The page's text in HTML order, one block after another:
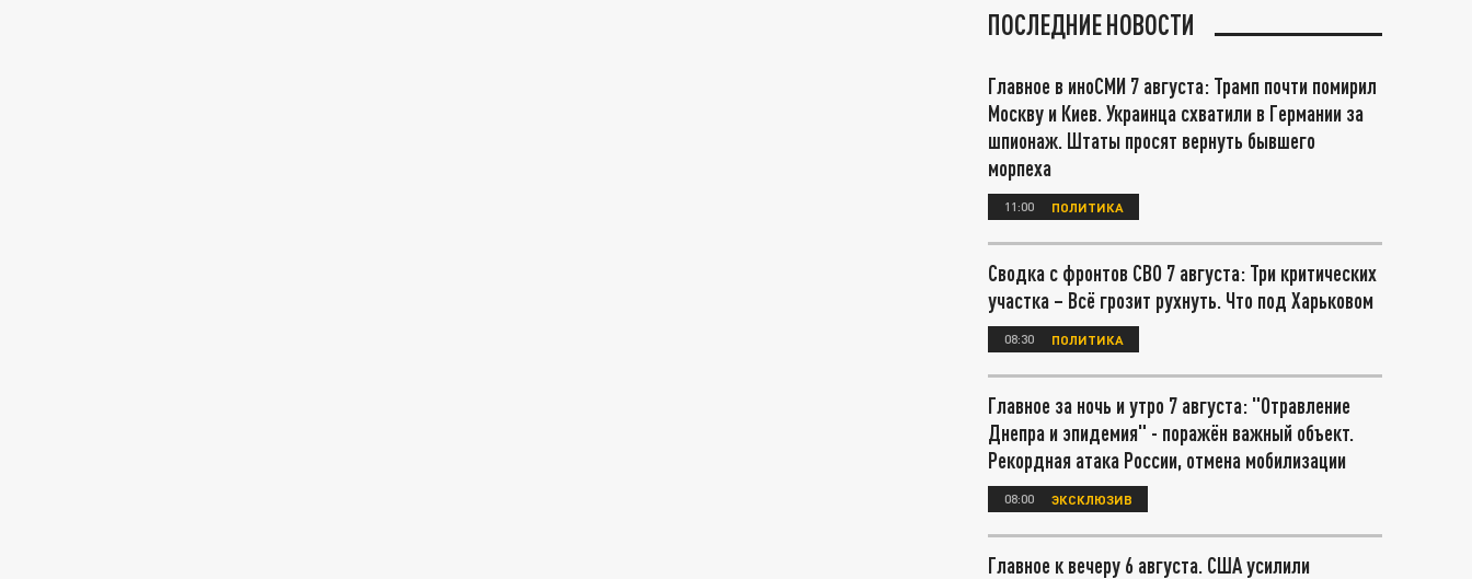
ПОСЛЕДНИЕ НОВОСТИ
Главное в иноСМИ 7 августа: Трамп почти помирил
Москву и Киев. Украинца схватили в Германии за
шпионаж. Штаты просят вернуть бывшего
морпеха
11:00 ПОЛИТИКА
Сводка с фронтов СВО 7 августа: Три критических
участка – Всё грозит рухнуть. Что под Харьковом
08:30 ПОЛИТИКА
Главное за ночь и утро 7 августа: "Отравление
Днепра и эпидемия" - поражён важный объект.
Рекордная атака России, отмена мобилизации
08:00 ЭКСКЛЮЗИВ
Главное к вечеру 6 августа. США усилили